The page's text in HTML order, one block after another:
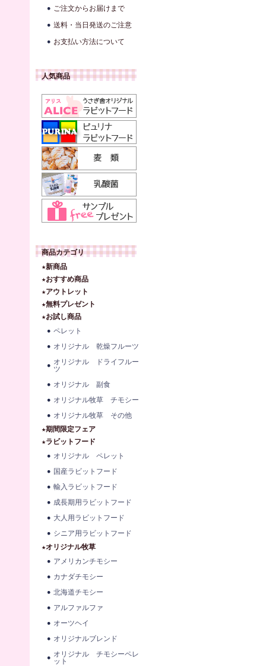
ご注文からお届けまで
送料・当日発送のご注意
お支払い方法について
人気商品
商品カテゴリ
★新商品
★おすすめ商品
★アウトレット
★無料プレゼント
★お試し商品
ペレット
オリジナル 乾燥フルーツ
オリジナル ドライフルー
ツ
オリジナル 副食
オリジナル牧草 チモシー
オリジナル牧草 その他
★期間限定フェア
★ラビットフード
オリジナル ペレット
国産ラビットフード
輸入ラビットフード
成長期用ラビットフード
大人用ラビットフード
シニア用ラビットフード
★オリジナル牧草
アメリカンチモシー
カナダチモシー
北海道チモシー
アルファルファ
オーツヘイ
オリジナルブレンド
オリジナル チモシーペレ
ット